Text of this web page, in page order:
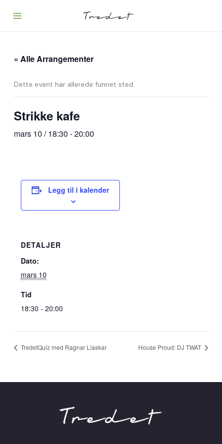
« Alle Arrangementer
Dette event har allerede funnet sted.
Strikke kafe
mars 10 / 18:30 -20:00
Legg til i kalender
DETALJER
Dato:
mars 10
Tid
18:30 - 20:00
TredetQuiz med Ragnar Liaskar House Proud: DJ TWAT